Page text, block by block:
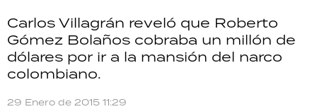
Carlos Villagrán reveló que Roberto
Gómez Bolaños cobraba un millón de
dólares por ir a la mansión del narco
colombiano.
29 Enero de 2015 11:29
ECONOMÍA
GRAN HERMANO
SALUD